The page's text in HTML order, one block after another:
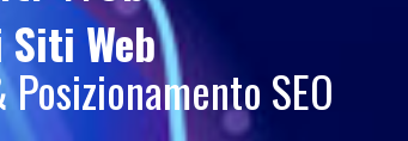
Siti Web
SEO